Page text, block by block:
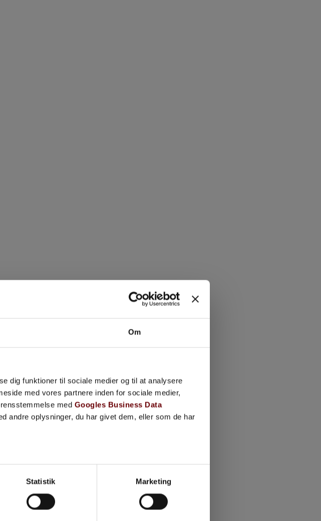
Om
dig funktioner til sociale medier og til at analysere
med vores partnere inden for sociale medier,
med Googles Business Data
andre oplysninger, du har givet dem, eller som de har
Statistik Marketing
Designet
32 16 84
Ring nu